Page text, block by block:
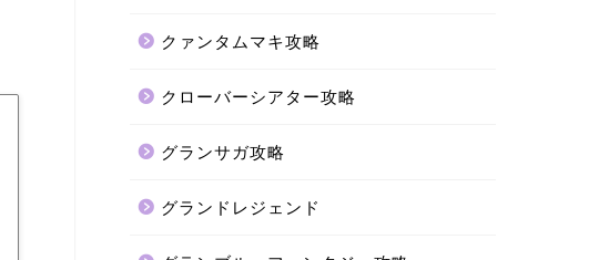
クァンタムマキ攻略
クローバーシアター攻略
グランサガ攻略
グランドレジェンド